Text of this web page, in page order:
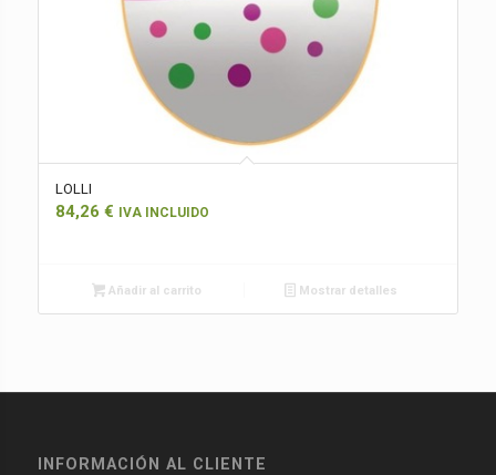
LOLLI
84,26 € IVA INCLUIDO
Añadir al carrito Mostrar detalles
INFORMACIÓN AL CLIENTE